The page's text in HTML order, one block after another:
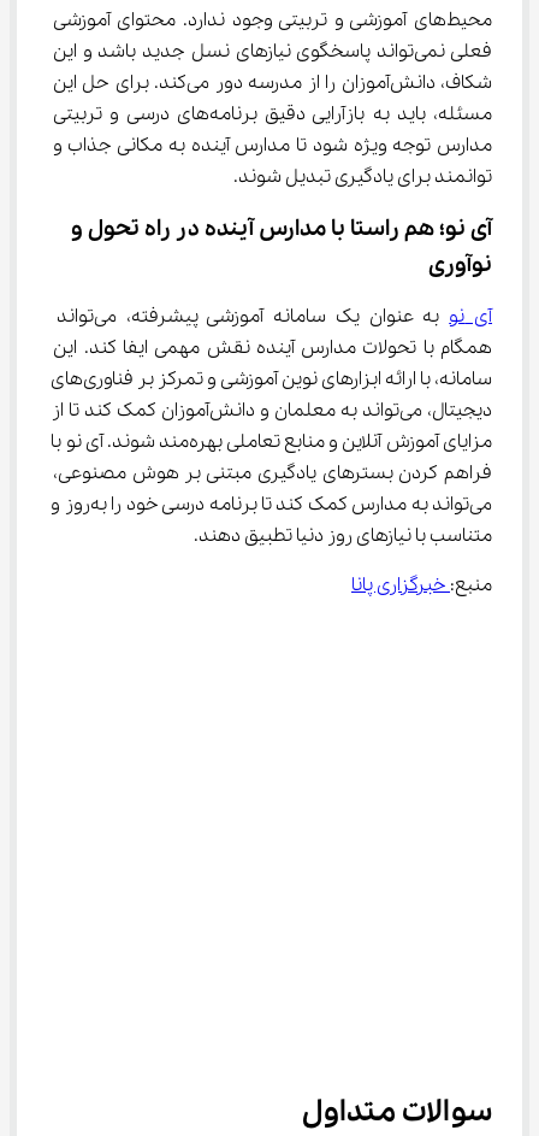
محیط‌های آموزشی و تربیتی وجود ندارد. محتوای آموزشی
فعلی نمی‌تواند پاسخگوی نیازهای نسل جدید باشد و این
شکاف، دانش‌آموزان را از مدرسه دور می‌کند. برای حل این
مسئله، باید به بازآرایی دقیق برنامه‌های درسی و تربیتی
مدارس توجه ویژه شود تا مدارس آینده به مکانی جذاب و
توانمند برای یادگیری تبدیل شوند.
آی ‌نو؛ هم ‌راستا با مدارس آینده در راه تحول و
نوآوری
آی ‌نو
به عنوان یک سامانه آموزشی پیشرفته، می‌تواند
همگام با تحولات مدارس آینده نقش مهمی ایفا کند. این
سامانه، با ارائه ابزارهای نوین آموزشی و تمرکز بر فناوری‌های
دیجیتال، می‌تواند به معلمان و دانش‌آموزان کمک کند تا از
مزایای آموزش آنلاین و منابع تعاملی بهره‌مند شوند. آی ‌نو با
فراهم کردن بسترهای یادگیری مبتنی بر هوش مصنوعی،
می‌تواند به مدارس کمک کند تا برنامه درسی خود را به‌روز و
متناسب با نیازهای روز دنیا تطبیق دهند.
منبع: خبرگزاری پانا
سوالات متداول